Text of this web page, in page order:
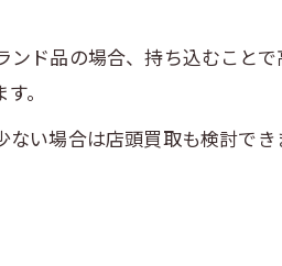
ド品の場合、持ち込むことで
。
い場合は店頭買取も検討でき